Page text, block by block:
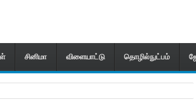
சினிமா விளையாட்டு தொழில்நுட்பம்